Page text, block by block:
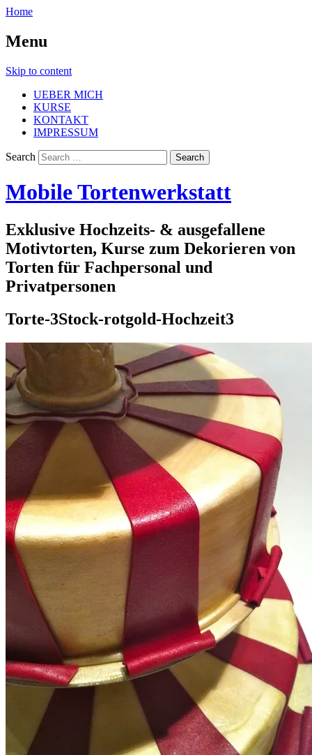
Home
Menu
Skip to content
UEBER MICH
KURSE
KONTAKT
IMPRESSUM
Search
Mobile Tortenwerkstatt
Exklusive Hochzeits- & ausgefallene
Motivtorten, Kurse zum Dekorieren von
Torten für Fachpersonal und
Privatpersonen
Torte-3Stock-rotgold-Hochzeit3